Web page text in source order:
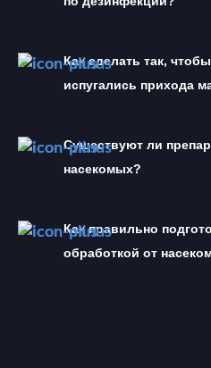
Как сделать так,
испугались прихода
Существуют ли
насекомых?
Как правильно
обработкой от